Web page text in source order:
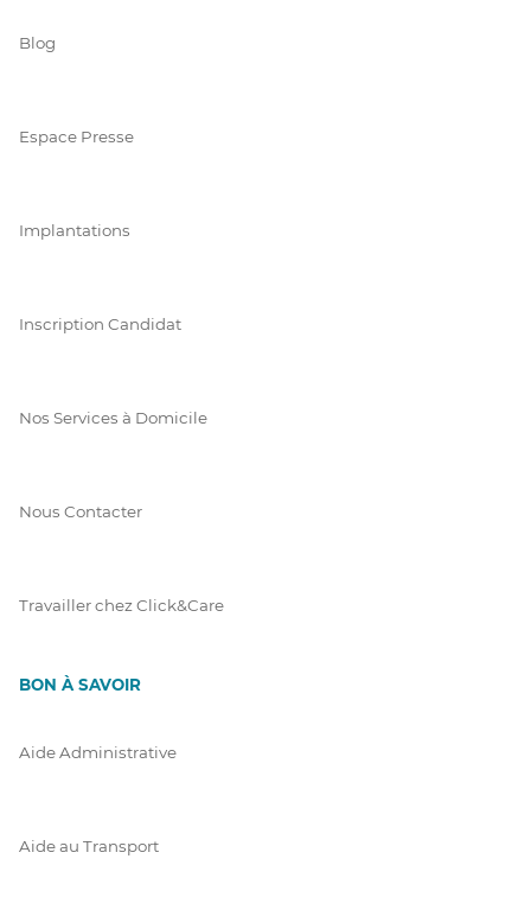
Blog
Espace Presse
Implantations
Inscription Candidat
Nos Services à Domicile
Nous Contacter
Travailler chez Click&Care
BON À SAVOIR
Aide Administrative
Aide au Transport